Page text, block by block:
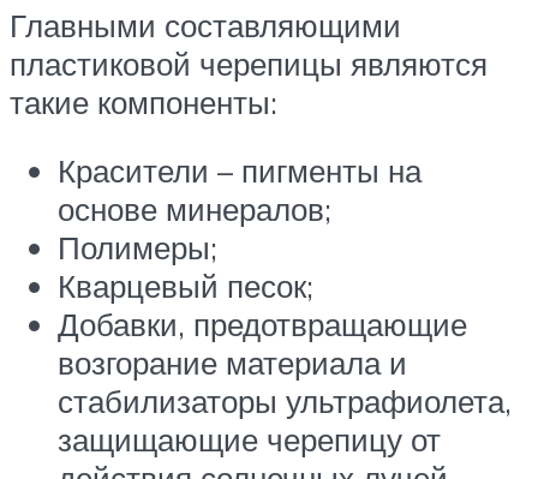
Главными составляющими
пластиковой черепицы являются
такие компоненты:
Красители – пигменты на
основе минералов;
Полимеры;
Кварцевый песок;
Добавки, предотвращающие
возгорание материала и
стабилизаторы ультрафиолета,
защищающие черепицу от